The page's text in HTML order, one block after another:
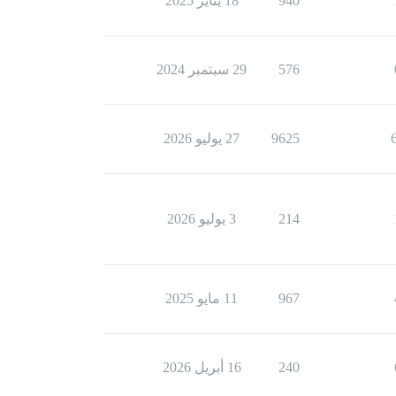
576 29 سبتمبر 2024
9625 27 يوليو 2026
214 3 يوليو 2026
967 11 مايو 2025
240 16 أبريل 2026